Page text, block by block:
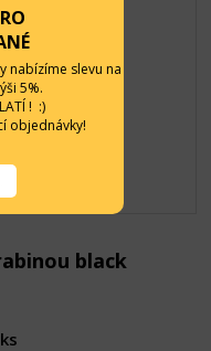
black
nabízíme slevu na
5%.
! :)
objednávky!